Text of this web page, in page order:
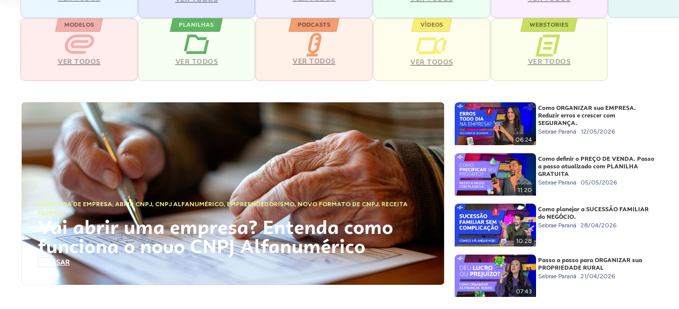
MODELOS
VER TODOS
PLANILHAS
VER TODOS
PODCASTS
VER TODOS
VÍDEOS
VER TODOS
WEBSTORIES
VER TODOS
ABERTURA DE EMPRESA,ABRIR CNPJ, CNPJ ALFANUMÉRICO, EMPREENDEDORISMO,NOVO FORMATO DE CNPJ,RECEITA
FEDERAL
Vai abrir uma empresa? Entenda como
funciona o novo CNPJ Alfanumérico
ACESSAR
06:24
Como ORGANIZAR sua EMPRESA.
Reduzir erros e crescer com
SEGURANÇA.
Sebrae Paraná 12/05/2026
11:20
Como definir o PREÇO DE VENDA. Passo
a passo atualizado com PLANILHA
GRATUITA
Sebrae Paraná 05/05/2026
10:28
Como planejar a SUCESSÃO FAMILIAR
do NEGÓCIO.
Sebrae Paraná 28/04/2026
07:43
Passo a passo para ORGANIZAR sua
PROPRIEDADE RURAL
Sebrae Paraná 21/04/2026